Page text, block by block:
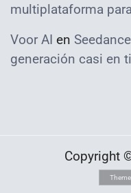
multiplataforma
Voor AI en
generación casi en
Copyright